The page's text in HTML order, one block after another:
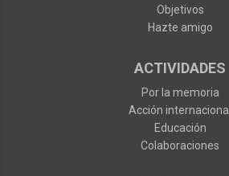
Objetivos
Hazte amigo
ACTIVIDADES
Por la memoria
Acción internacional
Educación
Colaboraciones